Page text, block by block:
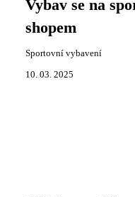
Vybav se na
shopem
Sportovní vybavení
10. 03. 2025